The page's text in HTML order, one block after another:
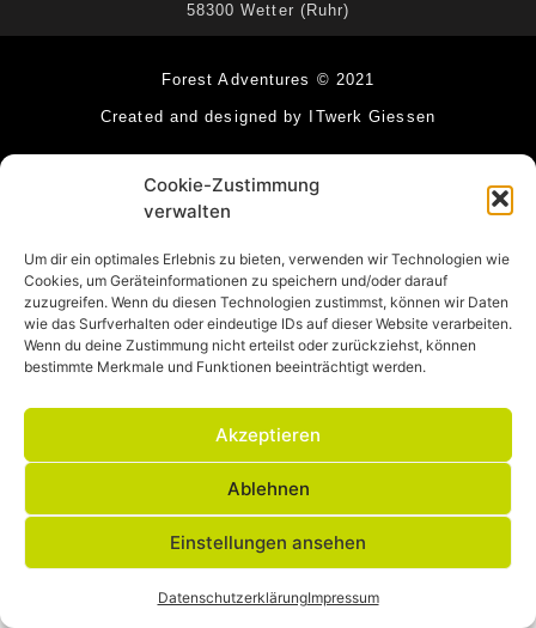
Cookie-Zustimmung
verwalten
Um dir ein optimales Erlebnis zu bieten, verwenden wir Technologien wie
Cookies, um Geräteinformationen zu speichern und/oder darauf
zuzugreifen. Wenn du diesen Technologien zustimmst, können wir Daten
wie das Surfverhalten oder eindeutige IDs auf dieser Website verarbeiten.
Wenn du deine Zustimmung nicht erteilst oder zurückziehst, können
bestimmte Merkmale und Funktionen beeinträchtigt werden.
Akzeptieren
Ablehnen
Einstellungen ansehen
DatenschutzerklärungImpressum
58300 Wetter (Ruhr)
Forest Adventures © 2021
Created and designed by ITwerk Giessen